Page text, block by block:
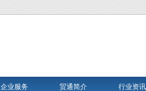
企业服务 贸通简介 行业资讯